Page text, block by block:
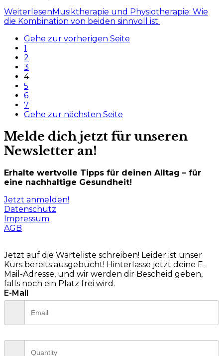
Weiterlesen Musiktherapie und Physiotherapie: Wie
die Kombination von beiden sinnvoll ist.
Gehe zur vorherigen Seite
1
2
3
4
5
6
7
Gehe zur nächsten Seite
Melde dich jetzt für unseren
Newsletter an!
Erhalte wertvolle Tipps für deinen Alltag – für
eine nachhaltige Gesundheit!
Jetzt anmelden!
Datenschutz
Impressum
AGB
Jetzt auf die Warteliste schreiben! Leider ist unser
Kurs bereits ausgebucht! Hinterlasse jetzt deine E-
Mail-Adresse, und wir werden dir Bescheid geben,
falls noch ein Platz frei wird.
E-Mail